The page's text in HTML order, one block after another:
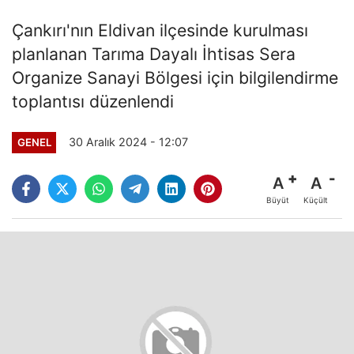
Çankırı'nın Eldivan ilçesinde kurulması
planlanan Tarıma Dayalı İhtisas Sera
Organize Sanayi Bölgesi için bilgilendirme
toplantısı düzenlendi
GENEL 30 Aralık 2024 - 12:07
A
Büyüt
A
Küçült